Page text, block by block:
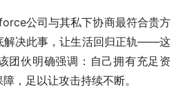
公司与其私下协商最符合贵方
解决此事，让生活回归正轨——这
团伙明确强调：自己拥有充足资
，足以让攻击持续不断。